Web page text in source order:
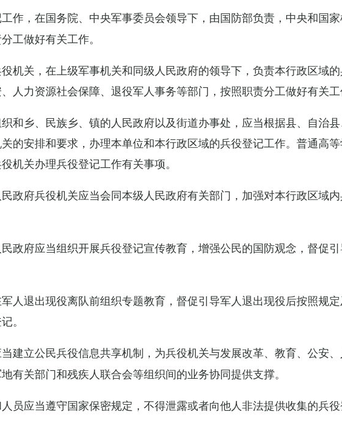
作，在国务院、中央军事委员会领导下，由国防部负责，中央和国
工做好有关工作。
机关，在上级军事机关和同级人民政府的领导下，负责本行政区域
人力资源社会保障、退役军人事务等部门，按照职责分工做好有关工
和乡、民族乡、镇的人民政府以及街道办事处，应当根据县、自治
的安排和要求，办理本单位和本行政区域的兵役登记工作。普通高
机关办理兵役登记工作有关事项。
政府兵役机关应当会同本级人民政府有关部门，加强对本行政区域
政府应当组织开展兵役登记宣传教育，增强公民的国防观念，督促
人退出现役离队前组织专题教育，督促引导军人退出现役后按照规
。
建立公民兵役信息共享机制，为兵役机关与发展改革、教育、公安
有关部门和残疾人联合会等组织间的业务协同提供支撑。
员应当遵守国家保密规定，不得泄露或者向他人非法提供收集的兵